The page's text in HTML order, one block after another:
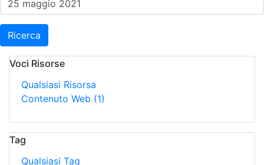
Ricerca
Voci Risorse
Qualsiasi Risorsa
Contenuto Web (1)
Tag
Qualsiasi Tag